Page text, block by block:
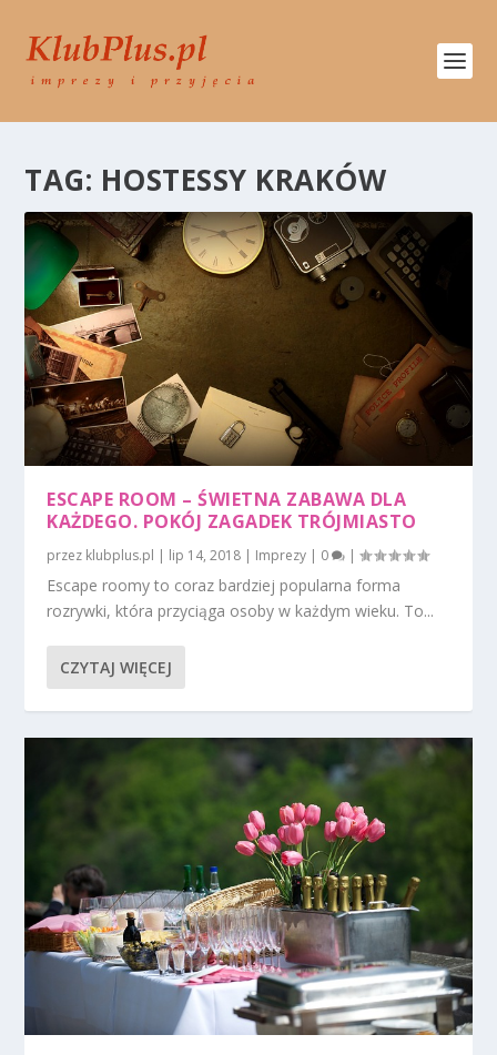
TAG: HOSTESSY KRAKÓW
ESCAPE ROOM – ŚWIETNA ZABAWA DLA
KAŻDEGO. POKÓJ ZAGADEK TRÓJMIASTO
przez klubplus.pl | lip 14, 2018 | Imprezy | 0 |
Escape roomy to coraz bardziej popularna forma
rozrywki, która przyciąga osoby w każdym wieku. To...
CZYTAJ WIĘCEJ